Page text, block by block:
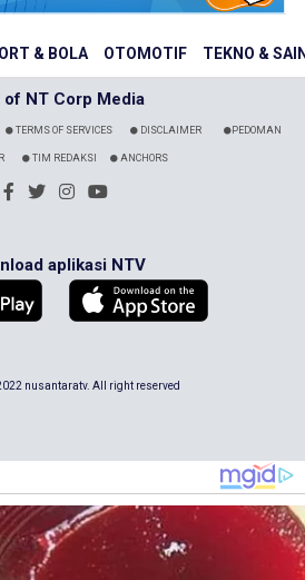
& BOLA OTOMOTIF TEKNO &
of NT Corp Media
TERMS OF SERVICES DISCLAIMER PEDOMAN
TIM REDAKSI ANCHORS
aplikasi NTV
nusantaratv. All right reserved